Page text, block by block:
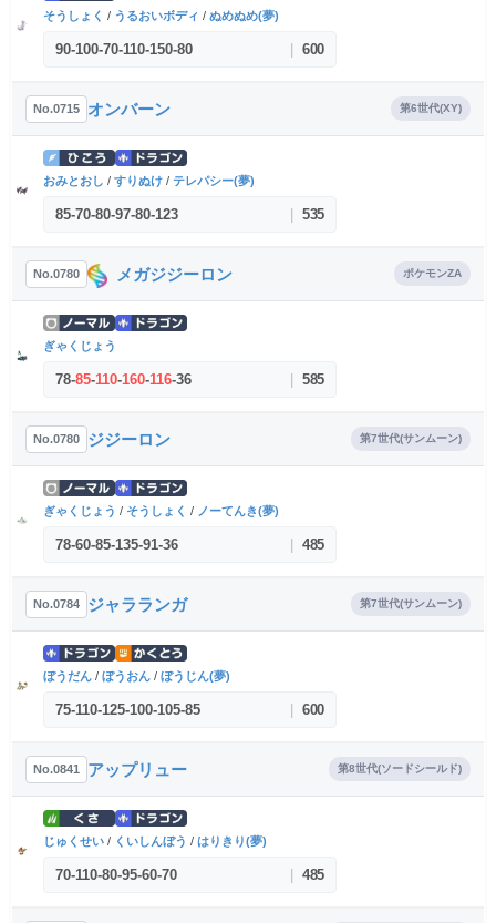
そうしょく / うるおいボディ / ぬめぬめ(夢)
90-100-70-110-150-80 | 600
No.0715 オンバーン 第6世代(XY)
おみとおし / すりぬけ / テレパシー(夢)
85-70-80-97-80-123 | 535
No.0780 メガジジーロン ポケモンZA
ぎゃくじょう
78-85-110-160-116-36 | 585
No.0780 ジジーロン 第7世代(サンムーン)
ぎゃくじょう / そうしょく / ノーてんき(夢)
78-60-85-135-91-36 | 485
No.0784 ジャラランガ 第7世代(サンムーン)
ぼうだん / ぼうおん / ぼうじん(夢)
75-110-125-100-105-85 | 600
No.0841 アップリュー 第8世代(ソードシールド)
じゅくせい / くいしんぼう / はりきり(夢)
70-110-80-95-60-70 | 485